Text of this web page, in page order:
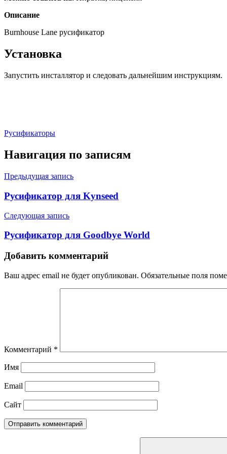
Описание
Burnhouse Lane русификатор
Установка
Запустить инсталлятор и следовать дальнейшим инструкциям.
Русификаторы
Навигация по записям
Предыдущая запись
Русификатор для Kynseed
Следующая запись
Русификатор для Goodbye World
Добавить комментарий
Ваш адрес email не будет опубликован. Обязательные поля
Комментарий *
Имя
Email
Сайт